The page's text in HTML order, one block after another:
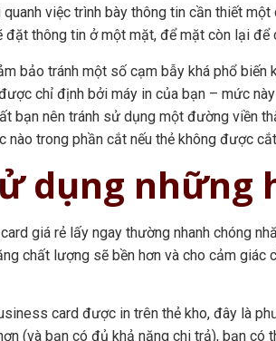
quanh việc trình bày thông tin cần thiết
đặt thông tin ở một mặt, để mặt còn lại để
bảo tránh một số cạm bẫy khá phổ
chỉ định bởi máy in của bạn – mức
bạn nên tránh sử dụng một đường viền
nào trong phần cắt nếu thẻ không được
dụng
giá rẻ lấy ngay thường nhanh chóng
chất lượng sẽ bền hơn và cho cảm
card được in trên thẻ kho, đây là
(và bạn có đủ khả năng chi trả), bạn có